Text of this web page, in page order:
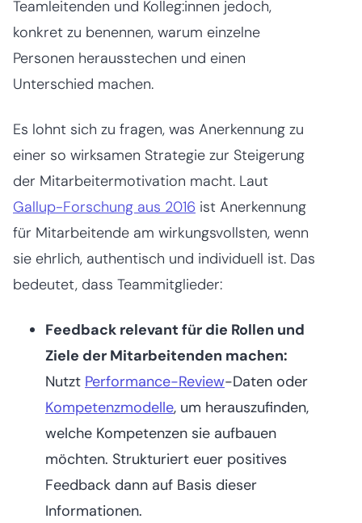
Teamleitenden und Kolleg:innen jedoch,
konkret zu benennen, warum einzelne
Personen herausstechen und einen
Unterschied machen.
Es lohnt sich zu fragen, was Anerkennung zu
einer so wirksamen Strategie zur Steigerung
der Mitarbeitermotivation macht. Laut
Gallup-Forschung aus 2016 ist Anerkennung
für Mitarbeitende am wirkungsvollsten, wenn
sie ehrlich, authentisch und individuell ist. Das
bedeutet, dass Teammitglieder:
Feedback relevant für die Rollen und
Ziele der Mitarbeitenden machen:
Nutzt Performance-Review-Daten oder
Kompetenzmodelle, um herauszufinden,
welche Kompetenzen sie aufbauen
möchten. Strukturiert euer positives
Feedback dann auf Basis dieser
Informationen.